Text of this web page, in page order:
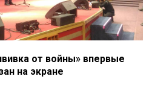
от войны» впервые
на экране